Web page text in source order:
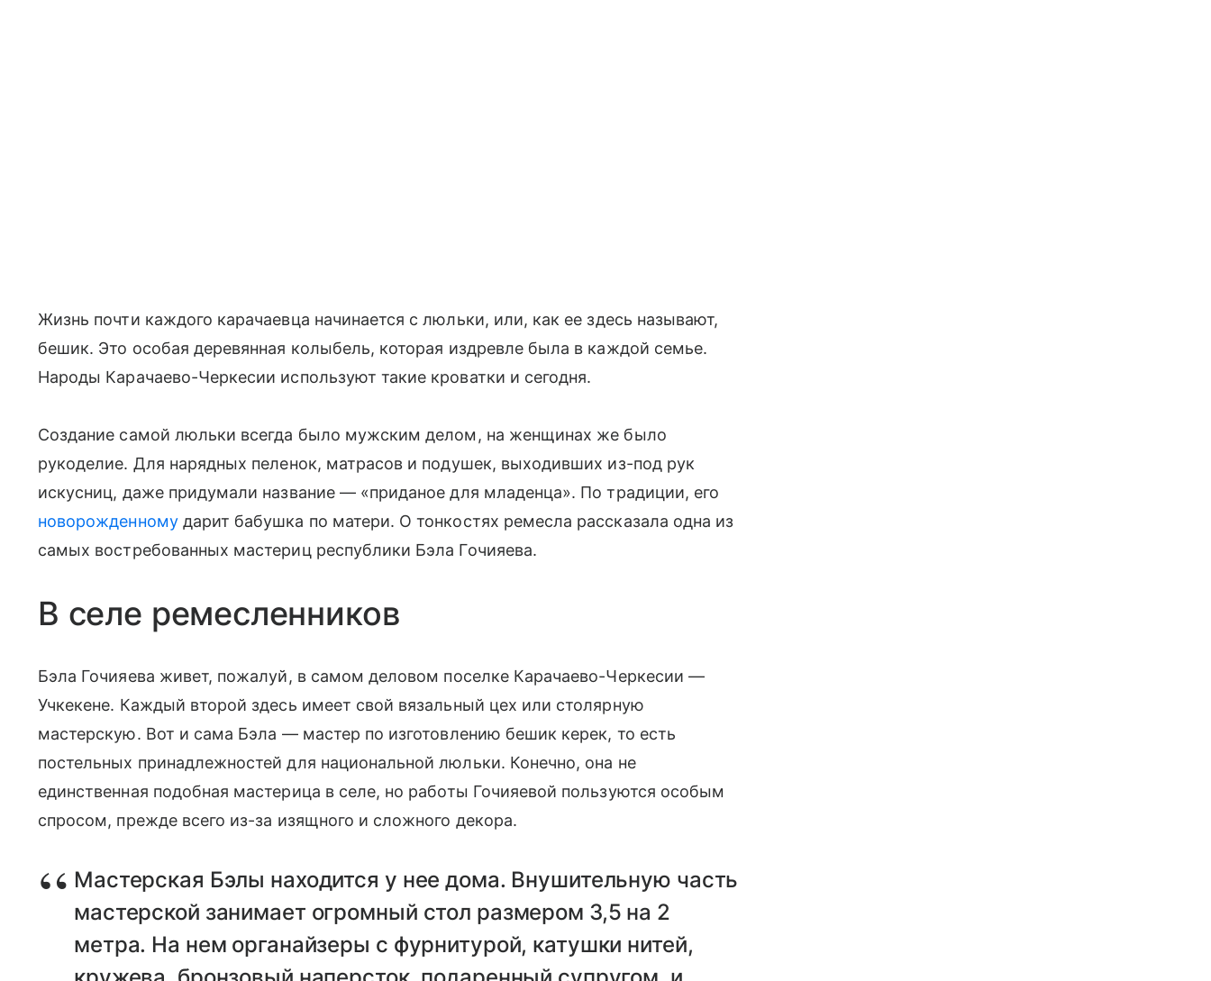
Жизнь почти каждого карачаевца начинается с люльки, или, как ее здесь называют,
бешик. Это особая деревянная колыбель, которая издревле была в каждой семье.
Народы Карачаево-Черкесии используют такие кроватки и сегодня.
Создание самой люльки всегда было мужским делом, на женщинах же было
рукоделие. Для нарядных пеленок, матрасов и подушек, выходивших из-под рук
искусниц, даже придумали название — «приданое для младенца». По традиции, его
новорожденномударит бабушка по матери. О тонкостях ремесла рассказала одна из
самых востребованных мастериц республики Бэла Гочияева.
В селе ремесленников
Бэла Гочияева живет, пожалуй, в самом деловом поселке Карачаево-Черкесии —
Учкекене. Каждый второй здесь имеет свой вязальный цех или столярную
мастерскую. Вот и сама Бэла — мастер по изготовлению бешик керек, то есть
постельных принадлежностей для национальной люльки. Конечно, она не
единственная подобная мастерица в селе, но работы Гочияевой пользуются особым
спросом, прежде всего из-за изящного и сложного декора.
Мастерская Бэлы находится у нее дома. Внушительную часть
мастерской занимает огромный стол размером 3,5 на 2
метра. На нем органайзеры с фурнитурой, катушки нитей,